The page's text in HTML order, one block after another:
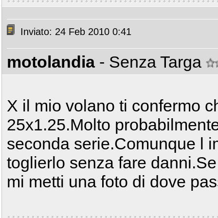
Inviato: 24 Feb 2010 0:41
motolandia - Senza Targa
X il mio volano ti confermo
25x1.25.Molto
seconda serie.Comunque l
toglierlo senza fare
mi metti una foto di dove